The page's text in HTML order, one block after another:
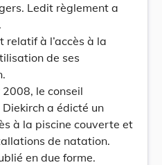
Ledit règlement a
relatif à l’accès à la
de ses
le conseil
a édicté un
à la piscine couverte et
de natation.
en due forme.